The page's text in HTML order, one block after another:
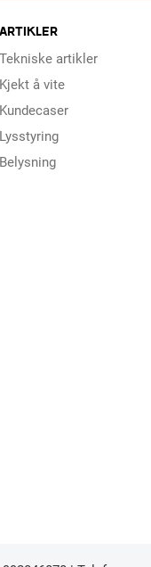
ARTIKLER
Tekniske artikler
Kjekt å vite
Kundecaser
Lysstyring
Belysning